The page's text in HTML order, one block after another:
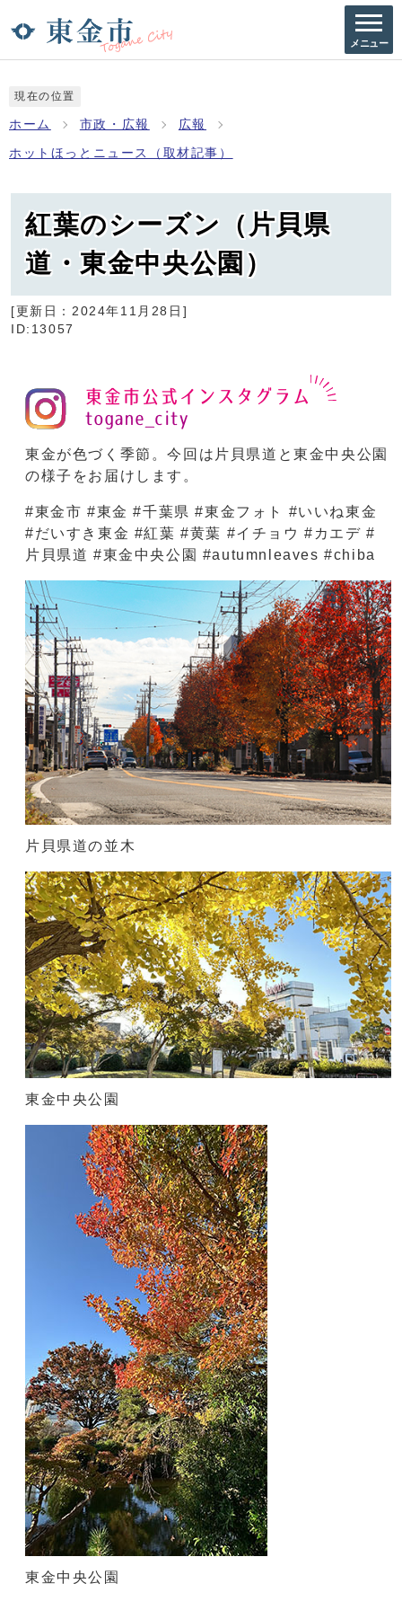
メニュー
現在の位置
ホーム 市政・広報 広報
ホットほっとニュース（取材記事）
紅葉のシーズン（片貝県
道・東金中央公園）
[更新日： 2024年11月28日 ]
ID:13057
東金が色づく季節。今回は片貝県道と東金中央公園
の様子をお届けします。
#東金市 #東金 #千葉県 #東金フォト #いいね東金
#だいすき東金 #紅葉 #黄葉 #イチョウ #カエデ #
片貝県道 #東金中央公園 #autumnleaves #chiba
片貝県道の並木
東金中央公園
東金中央公園